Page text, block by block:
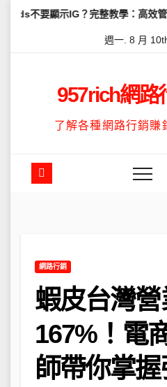
完整教學：高效管理你的線上隱私
週一. 8 月
957rich網路
了解各種網路行銷賺
網路行銷
蝦皮台灣
167%！電
師帶你掌